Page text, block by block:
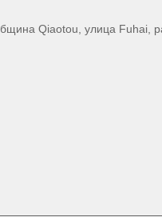
Qiaotou, улица Fuhai,